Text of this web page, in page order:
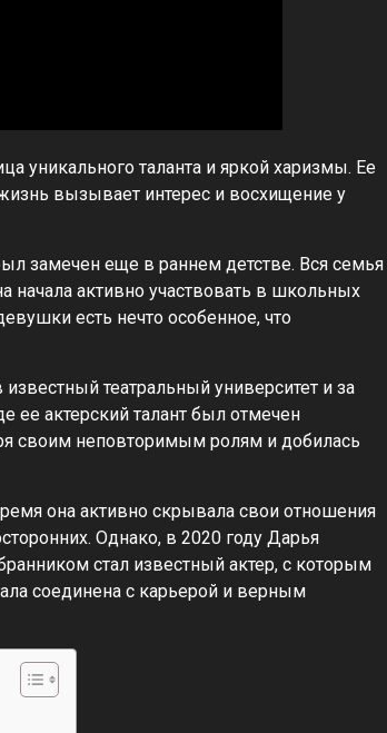
уникального таланта и яркой харизмы. Ее
вызывает интерес и восхищение у
замечен еще в раннем детстве. Вся семья
начала активно участвовать в школьных
есть нечто особенное, что
театральный университет и за
ее актерский талант был отмечен
своим неповторимым ролям и добилась
она активно скрывала свои отношения
Однако, в 2020 году Дарья
стал известный актер, с которым
соединена с карьерой и верным